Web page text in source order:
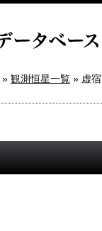
» 観測恒星一覧 » 虚宿